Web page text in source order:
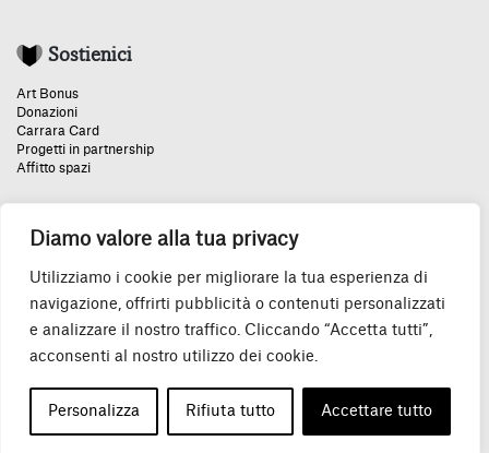
Diamo valore alla tua privacy
Utilizziamo i cookie per migliorare la tua esperienza di
navigazione, offrirti pubblicità o contenuti personalizzati
e analizzare il nostro traffico. Cliccando “Accetta tutti”,
acconsenti al nostro utilizzo dei cookie.
Personalizza Rifiuta tutto Accettare tutto
Sostienici
Art Bonus
Donazioni
Carrara Card
Progetti in partnership
Affitto spazi
Un grazie speciale:
Tutti i diritti riservati. Credits